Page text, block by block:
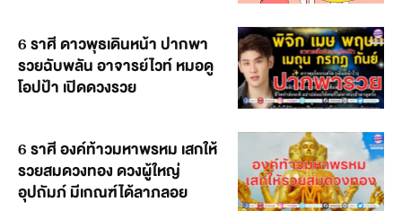
6 ราศี ดาวพุธเดินหน้า ปากพา
รวยฉับพลัน อาจารย์ไวท์ หมอดู
โอปป้า เปิดดวงรวย
6 ราศี องค์ท้าวมหาพรหม เสกให้
รวยสมดวงทอง ดวงผู้ใหญ่
อุปถัมภ์ มีเกณฑ์ได้ลาภลอย